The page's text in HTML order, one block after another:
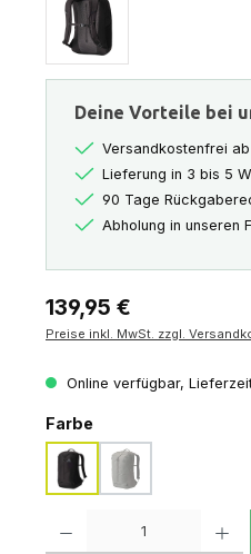
Deine Vorteile bei
Versandkostenfrei
Lieferung in 3 bis 5
90 Tage
Abholung in unseren
Regulärer Preis:
139,95 €
Preise inkl. MwSt. zzgl.
Online verfügbar,
Farbeauswählen
carbon blackswiss green
(Diese Option ist